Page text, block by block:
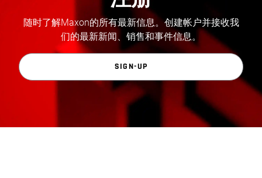
随时了解Maxon的所有最新信息。创建帐户并接收我
们的最新新闻、销售和事件信息。
SIGN-UP